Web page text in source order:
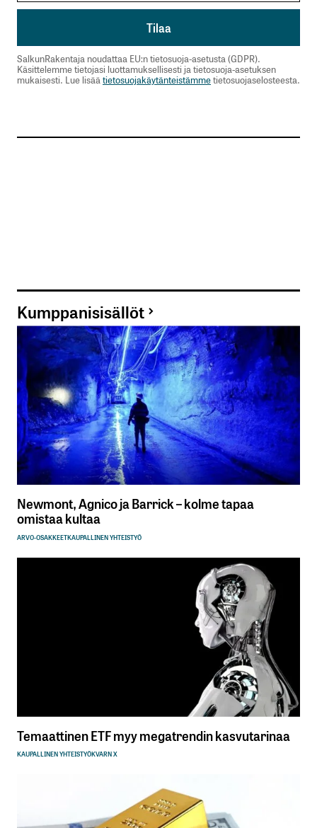
sisään
rekisteröityä
kentät on merkitty*
Sähköpostiosoitteesi *
Tilaa SalkunRakentajan uutiskirje
Lähetä kommentti
SalkunRakentaja noudattaa EU:n tietosuoja-asetusta (GDPR).
Käsittelemme tietojasi luottamuksellisesti ja tietosuoja-asetuksen
mukaisesti. Lue lisäätietosuojakäytänteistämmetietosuojaselosteesta.
Kumppanisisällöt
Newmont, Agnico ja Barrick – kolme tapaa
omistaa kultaa
ARVO-OSAKKEETKAUPALLINEN YHTEISTYÖ
Temaattinen ETF myy megatrendin kasvutarinaa
KAUPALLINEN YHTEISTYÖKVARN X